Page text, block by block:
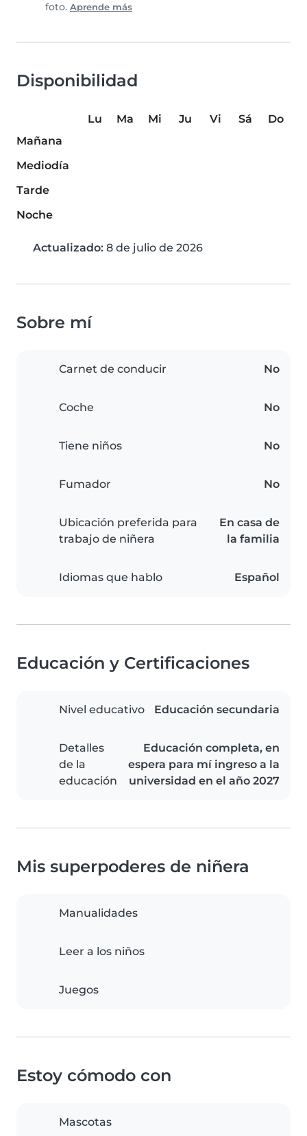
foto. Aprende más
Disponibilidad
Lu Ma Mi Ju Vi Sá
Do
Mañana
Mediodía
Tarde
Noche
Actualizado: 8 de julio de 2026
Sobre mí
Carnet de conducir No
Coche No
Tiene niños No
Fumador No
Ubicación preferida para
trabajo de niñera
En casa de
la familia
Idiomas que hablo Español
Educación y Certificaciones
Nivel educativo Educación secundaria
Detalles
de la
educación
Educación completa, en
espera para mí ingreso a la
universidad en el año 2027
Mis superpoderes de niñera
Manualidades
Leer a los niños
Juegos
Estoy cómodo con
Mascotas